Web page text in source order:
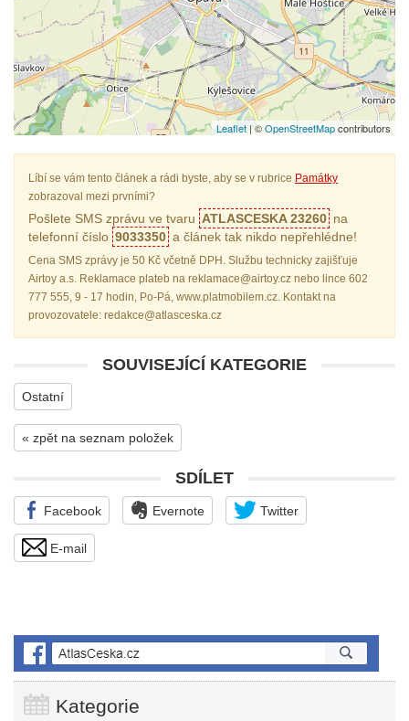
Leaflet | ©OpenStreetMapcontributors
Líbí se vám tento článek a rádi byste, aby se v rubrice Památky
zobrazoval mezi prvními?
Pošlete SMS zprávu ve tvaru ATLASCESKA 23260 na
telefonní číslo 9033350 a článek tak nikdo nepřehlédne!
Cena SMS zprávy je 50 Kč včetně DPH. Službu technicky zajišťuje
Airtoy a.s. Reklamace plateb na reklamace@airtoy.cz nebo lince 602
777 555, 9 - 17 hodin, Po-Pá, www.platmobilem.cz. Kontakt na
provozovatele: redakce@atlasceska.cz
SOUVISEJÍCÍ KATEGORIE
Ostatní
« zpět na seznam položek
SDÍLET
Facebook Evernote Twitter
E-mail
Kategorie